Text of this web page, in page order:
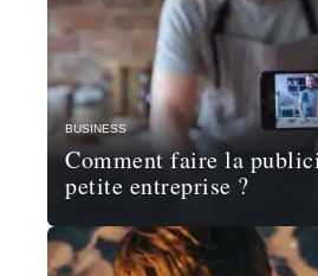
BUSINESS
Comment faire la
petite entreprise ?